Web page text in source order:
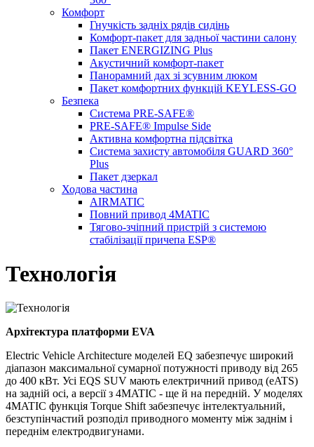
Комфорт
Гнучкість задніх рядів сидінь
Комфорт-пакет для задньої частини салону
Пакет ENERGIZING Plus
Акустичний комфорт-пакет
Панорамний дах зі зсувним люком
Пакет комфортних функцій KEYLESS-GO
Безпека
Система PRE-SAFE®
PRE-SAFE® Impulse Side
Активна комфортна підсвітка
Система захисту автомобіля GUARD 360°
Plus
Пакет дзеркал
Ходова частина
AIRMATIC
Повний привод 4MATIC
Тягово-зчіпний пристрій з системою
стабілізації причепа ESP®
Технологія
Архітектура платформи EVA
Electric Vehicle Architecture моделей EQ забезпечує широкий
діапазон максимальної сумарної потужності приводу від 265
до 400 кВт. Усі EQS SUV мають електричний привод (eATS)
на задній осі, а версії з 4MATIC - ще й на передній. У моделях
4MATIC функція Torque Shift забезпечує інтелектуальний,
безступінчастий розподіл приводного моменту між заднім і
переднім електродвигунами.